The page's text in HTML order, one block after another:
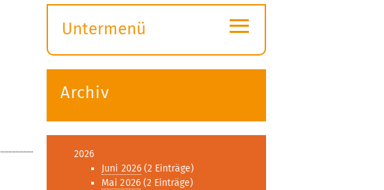
Untermenü
öffnen
≡
Archiv
2026
Juni 2026(2 Einträge)
Mai 2026(2 Einträge)